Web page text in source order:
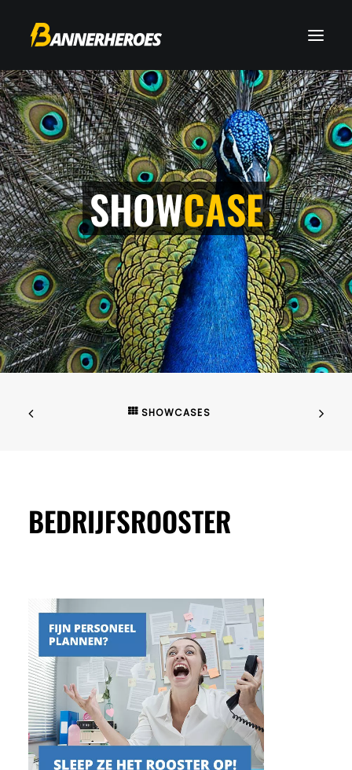
SHOWCASE
SHOWCASES
BEDRIJFSROOSTER